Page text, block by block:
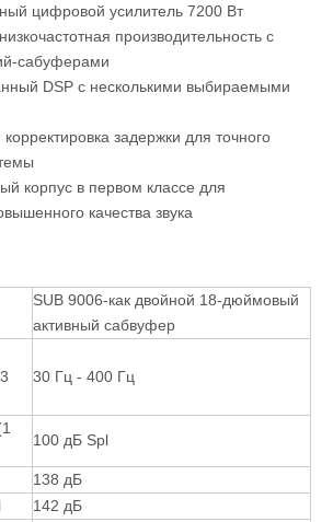
цифровой усилитель 7200 Вт
производительность с
сабуферами
DSP с несколькими выбираемыми
задержки для точного
корпус в первом классе для
качества звука
SUB 9006-как двойной 18-дюймовый
активный сабвуфер
30 Гц - 400 Гц
100 дБ Spl
138 дБ
142 дБ